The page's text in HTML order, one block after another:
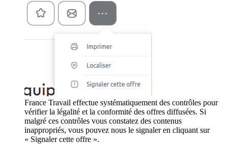
France Travail effectue systématiquement des contrôles pour
vérifier la légalité et la conformité des offres diffusées. Si
malgré ces contrôles vous constatez des contenus
inappropriés, vous pouvez nous le signaler en cliquant sur
« Signaler cette offre ».